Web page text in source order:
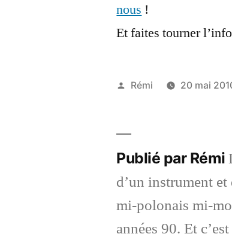
nous !
Et faites tourner
Publié
Rémi 20 mai
Publié par Rémi
d’un instrument
mi-polonais mi-
années 90. Et